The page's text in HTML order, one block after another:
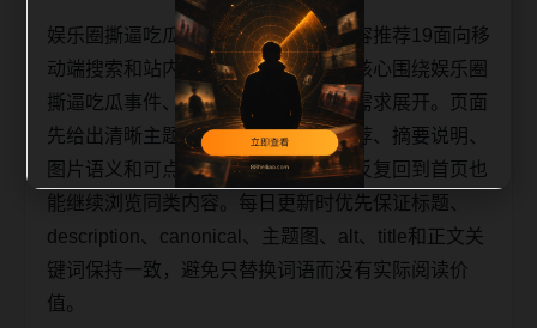
娱乐圈撕逼吃瓜事件今日吃瓜热门内容推荐19面向移
动端搜索和站内连续阅读场景整理，核心围绕娱乐圈
撕逼吃瓜事件、今日吃瓜和相关长尾需求展开。页面
先给出清晰主题，再补充热门内容推荐、摘要说明、
图片语义和可点击入口，让用户不用反复回到首页也
能继续浏览同类内容。每日更新时优先保证标题、
description、canonical、主题图、alt、title和正文关
键词保持一致，避免只替换词语而没有实际阅读价
值。